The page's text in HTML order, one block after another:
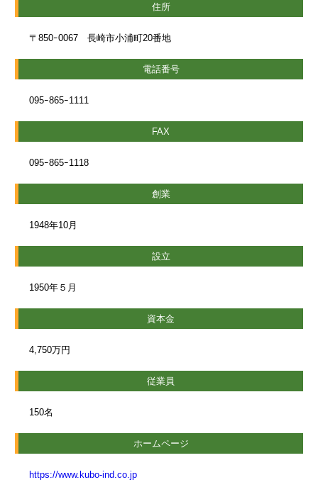
住所
〒850ｰ0067 長崎市小浦町20番地
電話番号
095ｰ865ｰ1111
FAX
095ｰ865ｰ1118
創業
1948年10月
設立
1950年５月
資本金
4,750万円
従業員
150名
ホームページ
https://www.kubo-ind.co.jp